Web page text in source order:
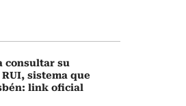
consultar su
sistema que
link oficial